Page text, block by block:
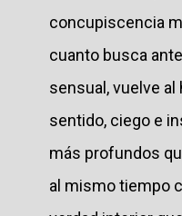
concupiscencia
cuanto busca
sensual, vuelve
sentido, ciego e
más profundos
al mismo tiempo